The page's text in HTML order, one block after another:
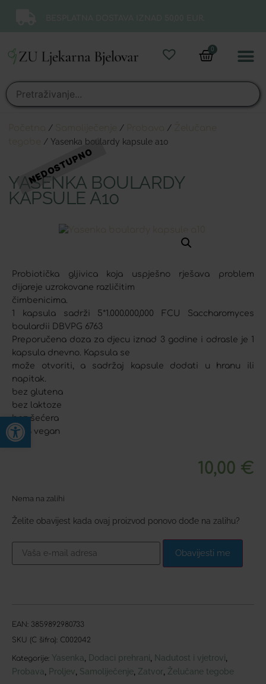
Open toolbar
0
/ / /
/ Yasenka boulardy kapsule a10
YASENKA BOULARDY
KAPSULE A10
Probiotička gljivica koja uspješno rješava problem
dijareje uzrokovane različitim
čimbenicima.
1 kapsula sadrži 5*1.000.000,000 FCU Saccharomyces
boulardii DBVPG 6763
Preporučena doza za djecu iznad 3 godine i odrasle je 1
kapsula dnevno. Kapsula se
može otvoriti, a sadržaj kapsule dodati u hranu ili
napitak.
bez glutena
bez laktoze
bez šećera
100% vegan
10,00 €
Nema na zalihi
Želite obavijest kada ovaj proizvod ponovo dođe na zalihu?
Obavijesti me
EAN: 3859892980733
SKU (C šifra): C002042
Kategorije: Yasenka Dodaci prehrani Nadutost i vjetrovi
Probava Proljev Samoliječenje Zatvor Želučane tegobe